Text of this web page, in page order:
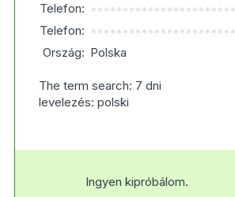
Telefon: ***********************
Telefon: ***********************
Ország: Polska
The term search: 7 dni
levelezés: polski
Ingyen kipróbálom.